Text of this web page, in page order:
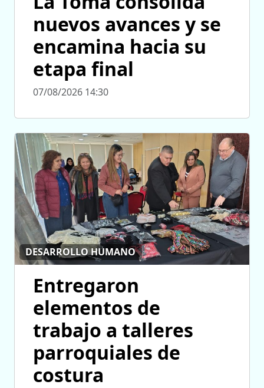
nuevos avances y se
encamina hacia su
etapa final
07/08/2026 14:30
DESARROLLO HUMANO
Entregaron
elementos de
trabajo a talleres
parroquiales de
costura